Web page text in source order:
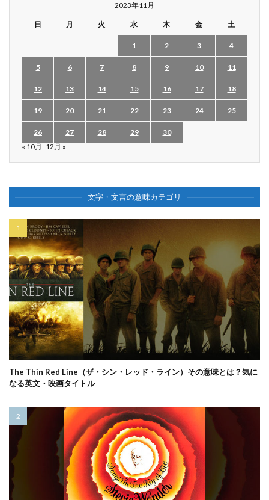
2023年11月
日 月 火 水 木 金 土
1 2 3 4
5 6 7 8 9 10 11
12 13 14 15 16 17 18
19 20 21 22 23 24 25
26 27 28 29
30
« 10月 12月 »
文字・文言の意味カテゴリ
The Thin Red Line（ザ・シン・レッド・ライン）その意味とは？気に
なる英文・映画タイトル